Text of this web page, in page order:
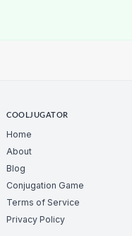
COOLJUGATOR
Home
About
Blog
Conjugation Game
Terms of Service
Privacy Policy